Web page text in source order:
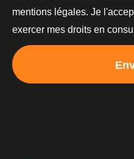
mentions légales. Je
exercer mes droits en